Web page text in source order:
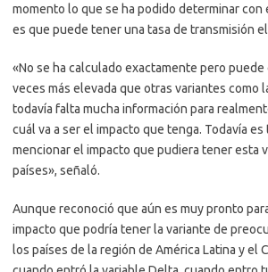
momento lo que se ha podido determinar con
es que puede tener una tasa de transmisión
«No se ha calculado exactamente pero
veces más elevada que otras variantes como
todavía falta mucha información para
cuál va a ser el impacto que tenga. Todavía es
mencionar el impacto que pudiera tener esta
países», señaló.
Aunque reconoció que aún es muy pronto
impacto que podría tener la variante de
los países de la región de América Latina y el